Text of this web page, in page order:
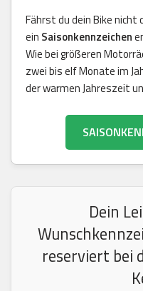
Fährst du dein Bike nicht
ein Saisonkennzeichen
Wie bei größeren
zwei bis elf Monate im
der warmen Jahreszeit
Dein
reserviert bei